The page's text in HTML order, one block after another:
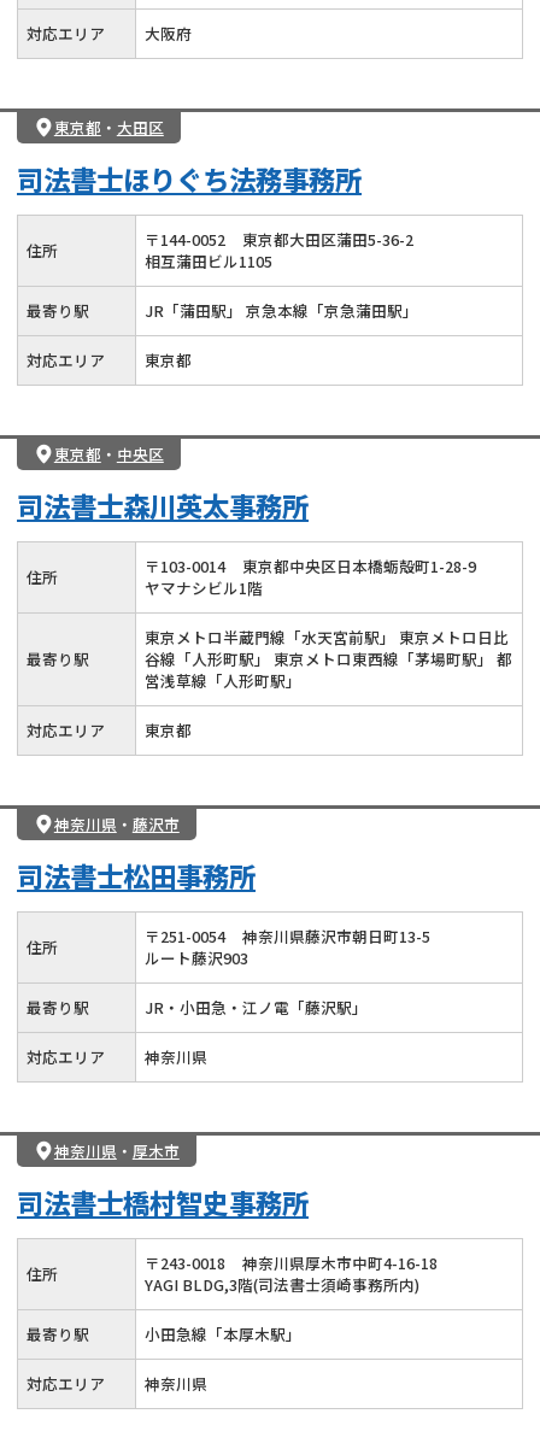
対応エリア 大阪府
東京都 ・ 大田区
司法書士ほりぐち法務事務所
住所 〒144-0052
東京都大田区蒲田5-36-2
相互蒲田ビル1105
最寄り駅 JR「蒲田駅」 京急本線「京急蒲田駅」
対応エリア 東京都
東京都 ・ 中央区
司法書士森川英太事務所
住所 〒103-0014
東京都中央区日本橋蛎殻町1-28-9
ヤマナシビル1階
最寄り駅
東京メトロ半蔵門線「水天宮前駅」 東京メトロ日比
谷線「人形町駅」 東京メトロ東西線「茅場町駅」 都
営浅草線「人形町駅」
対応エリア 東京都
神奈川県 ・ 藤沢市
司法書士松田事務所
住所 〒251-0054
神奈川県藤沢市朝日町13-5
ルート藤沢903
最寄り駅 JR・小田急・江ノ電「藤沢駅」
対応エリア 神奈川県
神奈川県 ・ 厚木市
司法書士橋村智史事務所
住所 〒243-0018
神奈川県厚木市中町4-16-18
YAGI BLDG,3階(司法書士須崎事務所内)
最寄り駅 小田急線「本厚木駅」
対応エリア 神奈川県